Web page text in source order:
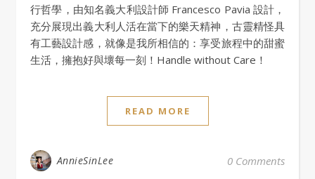
行哲學，由知名義大利設計師 Francesco Pavia 設計，
充分展現出義大利人活在當下的樂天精神，古靈精怪具
有工藝設計感，就像是我所相信的：享受旅程中的甜蜜
生活，擁抱好與壞每一刻！Handle without Care！
READ MORE
AnnieSinLee 0 Comments